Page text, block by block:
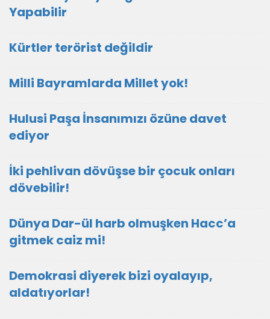
Yapabilir
Kürtler terörist değildir
Milli Bayramlarda Millet yok!
Hulusi Paşa İnsanımızı özüne davet
ediyor
İki pehlivan dövüşse bir çocuk onları
dövebilir!
Dünya Dar-ül harb olmuşken Hacc’a
gitmek caiz mi!
Demokrasi diyerek bizi oyalayıp,
aldatıyorlar!